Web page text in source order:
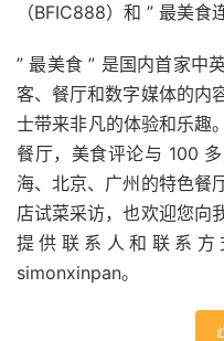
（BFIC888）和 ” 最美食
” 最美食 ” 是国内首家中
客、餐厅和数字媒体的内
士带来非凡的体验和乐趣
餐厅，美食评论与 100
海、北京、广州的特色餐
店试菜采访，也欢迎您向
提供联系人和联系方
simonxinpan。